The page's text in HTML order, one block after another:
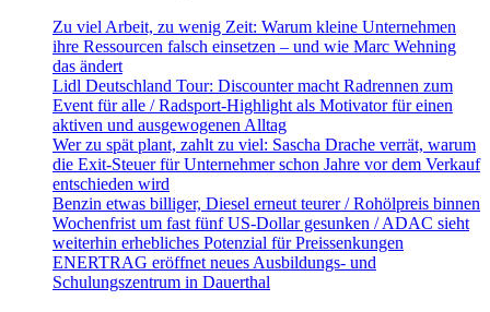
Zu viel Arbeit, zu wenig Zeit: Warum kleine Unternehmen
ihre Ressourcen falsch einsetzen – und wie Marc Wehning
das ändert
Lidl Deutschland Tour: Discounter macht Radrennen zum
Event für alle / Radsport-Highlight als Motivator für einen
aktiven und ausgewogenen Alltag
Wer zu spät plant, zahlt zu viel: Sascha Drache verrät, warum
die Exit-Steuer für Unternehmer schon Jahre vor dem Verkauf
entschieden wird
Benzin etwas billiger, Diesel erneut teurer / Rohölpreis binnen
Wochenfrist um fast fünf US-Dollar gesunken / ADAC sieht
weiterhin erhebliches Potenzial für Preissenkungen
ENERTRAG eröffnet neues Ausbildungs- und
Schulungszentrum in Dauerthal